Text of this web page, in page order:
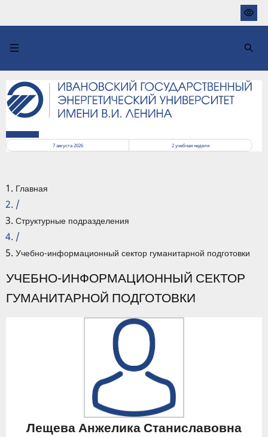
основному
7 августа 2026
2учебная неделя
Главная
/
Структурные подразделения
/
Учебно-информационный сектор гуманитарной подготовки
УЧЕБНО-ИНФОРМАЦИОННЫЙ СЕКТОР
ГУМАНИТАРНОЙ ПОДГОТОВКИ
Лещева Анжелика Станиславовна